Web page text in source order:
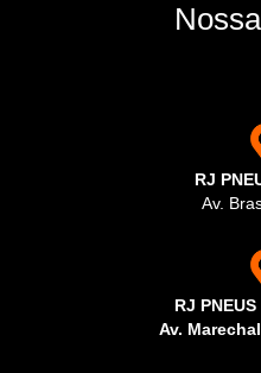
RJ
Av.
RJ
Av.